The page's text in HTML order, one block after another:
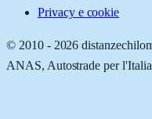
Privacy e cookie
© 2010 - 2026
ANAS, Autostrade per